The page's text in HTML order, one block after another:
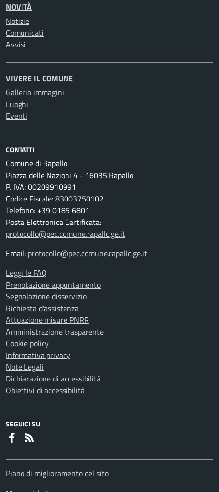
NOVITÀ
Notizie
Comunicati
Avvisi
VIVERE IL COMUNE
Galleria immagini
Luoghi
Eventi
CONTATTI
Comune di Rapallo
Piazza delle Nazioni 4 - 16035 Rapallo
P. IVA: 00209910991
Codice Fiscale: 83003750102
Telefono: +39 0185 6801
Posta Elettronica Certificata:
protocollo@pec.comune.rapallo.ge.it
Email: protocollo@pec.comune.rapallo.ge.it
Leggi le FAQ
Prenotazione appuntamento
Segnalazione disservizio
Richiesta d'assistenza
Attuazione misure PNRR
Amministrazione trasparente
Cookie policy
Informativa privacy
Note Legali
Dichiarazione di accessibilità
Obiettivi di accessibilità
SEGUICI SU
Faceboook
Piano di miglioramento del sito